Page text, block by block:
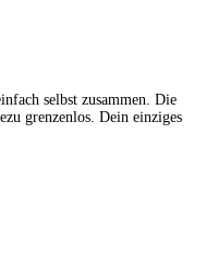
selbst zusammen. Die
grenzenlos. Dein einziges